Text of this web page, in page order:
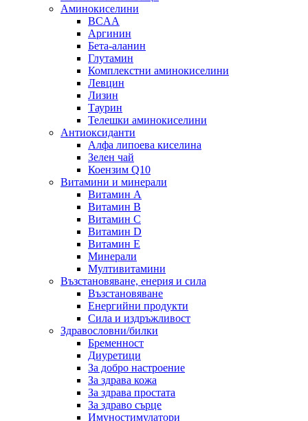
Аминокиселини
BCAA
Аргинин
Бета-аланин
Глутамин
Комплекстни аминокиселини
Левцин
Лизин
Таурин
Телешки аминокиселини
Антиоксиданти
Алфа липоева киселина
Зелен чай
Коензим Q10
Витамини и минерали
Витамин А
Витамин B
Витамин C
Витамин D
Витамин E
Минерали
Мултивитамини
Възстановяване, енерия и сила
Възстановяване
Енергийни продукти
Сила и издръжливост
Здравословни/билки
Бременност
Диуретици
За добро настроение
За здрава кожа
За здрава простата
За здраво сърце
Имуностимулатори